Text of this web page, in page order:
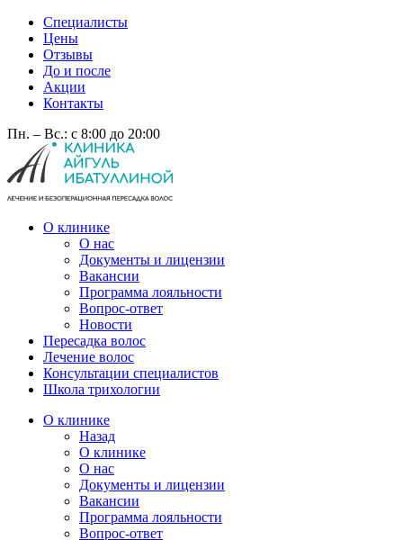
Специалисты
Цены
Отзывы
До и после
Акции
Контакты
Пн. – Вс.: с 8:00 до 20:00
О клинике
О нас
Документы и лицензии
Вакансии
Программа лояльности
Вопрос-ответ
Новости
Пересадка волос
Лечение волос
Консультации специалистов
Школа трихологии
О клинике
Назад
О клинике
О нас
Документы и лицензии
Вакансии
Программа лояльности
Вопрос-ответ